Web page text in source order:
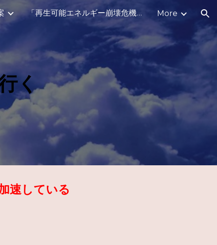
「再生可能エネルギー崩壊危機に対する」公開質問 More
く
速している